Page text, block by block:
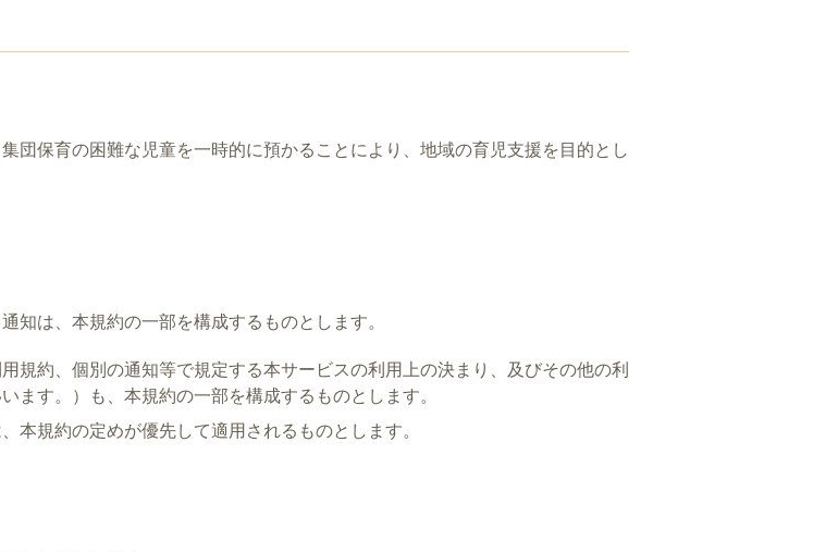
団保育の困難な児童を一時的に預かることにより、地域の育児支援を目的とし
知は、本規約の一部を構成するものとします。
規約、個別の通知等で規定する本サービスの利用上の決まり、及びその他の利
ます。）も、本規約の一部を構成するものとします。
本規約の定めが優先して適用されるものとします。